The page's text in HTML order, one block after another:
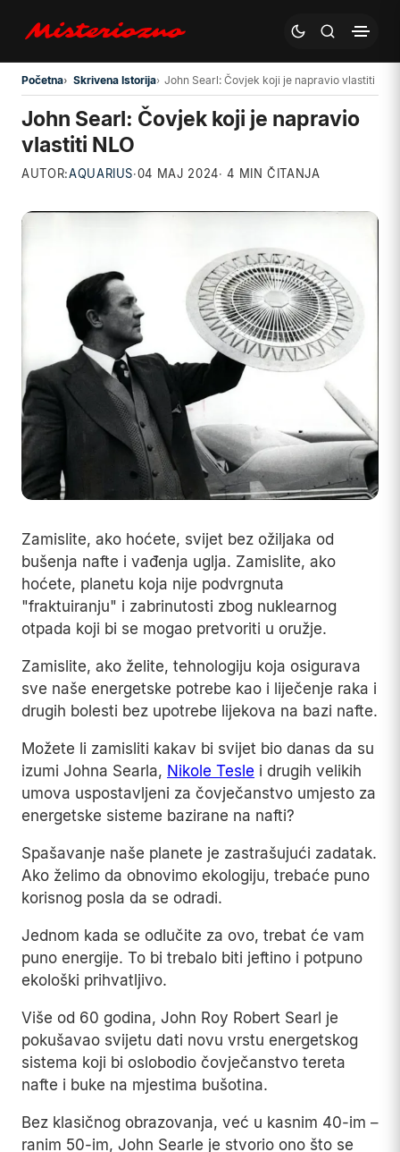
Preskoči na glavni sadržaj
Početna Skrivena Istorija John Searl: Čovjek koji je napravio vlastiti NLO
John Searl: Čovjek koji je napravio
vlastiti NLO
AUTOR:AQUARIUS·04 MAJ 2024· 4 MIN ČITANJA
Zamislite, ako hoćete, svijet bez ožiljaka od
bušenja nafte i vađenja uglja. Zamislite, ako
hoćete, planetu koja nije podvrgnuta
"fraktuiranju" i zabrinutosti zbog nuklearnog
otpada koji bi se mogao pretvoriti u oružje.
Zamislite, ako želite, tehnologiju koja osigurava
sve naše energetske potrebe kao i liječenje raka i
drugih bolesti bez upotrebe lijekova na bazi nafte.
Možete li zamisliti kakav bi svijet bio danas da su
izumi Johna Searla, Nikole Tesle i drugih velikih
umova uspostavljeni za čovječanstvo umjesto za
energetske sisteme bazirane na nafti?
Spašavanje naše planete je zastrašujući zadatak.
Ako želimo da obnovimo ekologiju, trebaće puno
korisnog posla da se odradi.
Jednom kada se odlučite za ovo, trebat će vam
puno energije. To bi trebalo biti jeftino i potpuno
ekološki prihvatljivo.
Više od 60 godina, John Roy Robert Searl je
pokušavao svijetu dati novu vrstu energetskog
sistema koji bi oslobodio čovječanstvo tereta
nafte i buke na mjestima bušotina.
Bez klasičnog obrazovanja, već u kasnim 40-im –
ranim 50-im, John Searle je stvorio ono što se